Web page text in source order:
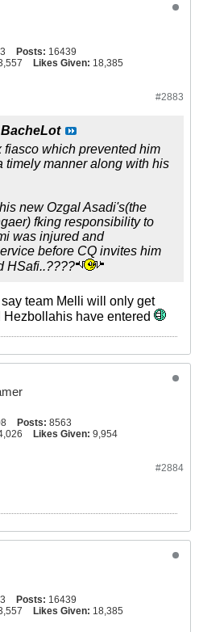
Posts: 16439
Likes Given: 18,385
#2883
BacheLot
fiasco which prevented him
timely manner along with his
new Ozgal Asadi's(the
fking responsibility to
was injured and
before CQ invites him
HSafi..????
team Melli will only get
have entered
Posts: 8563
Likes Given: 9,954
#2884
Posts: 16439
Likes Given: 18,385